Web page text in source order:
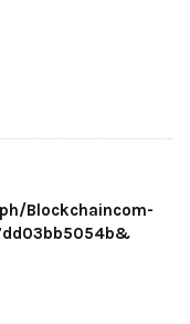
Blockchaincom-